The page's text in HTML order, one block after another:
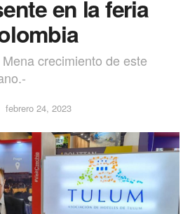
en la feria
crecimiento de este
febrero 24, 2023